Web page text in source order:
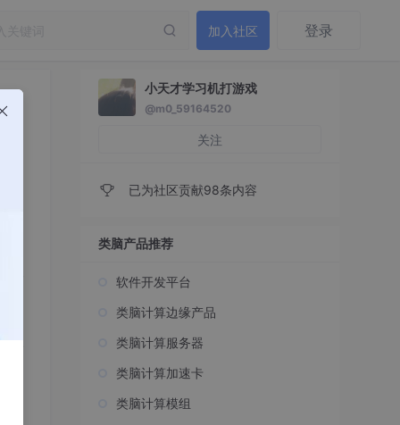
加入社区 登录
小天才学习机打游戏
@m0_59164520
关注
已为社区贡献98条内容
类脑产品推荐
软件开发平台
类脑计算边缘产品
类脑计算服务器
类脑计算加速卡
类脑计算模组